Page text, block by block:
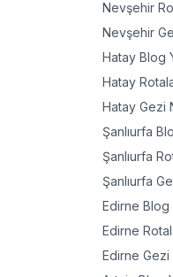
Nevşehir
Nevşehir
Hatay Blog
Hatay
Hatay Gezi
Şanlıurfa
Şanlıurfa
Şanlıurfa
Edirne Blog
Edirne
Edirne Gezi